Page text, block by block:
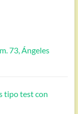
73, Ángeles
tipo test con